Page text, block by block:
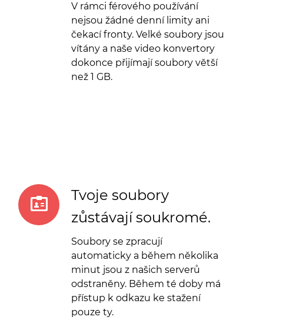
V rámci férového používání
nejsou žádné denní limity ani
čekací fronty. Velké soubory jsou
vítány a naše video konvertory
dokonce přijímají soubory větší
než 1 GB.
Tvoje soubory
zůstávají soukromé.
Soubory se zpracují
automaticky a během několika
minut jsou z našich serverů
odstraněny. Během té doby má
přístup k odkazu ke stažení
pouze ty.